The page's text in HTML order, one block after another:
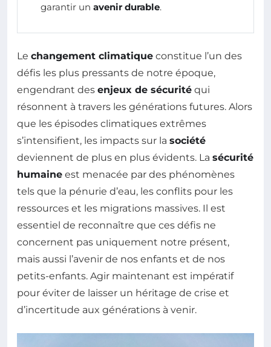
garantir un avenir durable.
Le changement climatique constitue l’un des
défis les plus pressants de notre époque,
engendrant des enjeux de sécurité qui
résonnent à travers les générations futures. Alors
que les épisodes climatiques extrêmes
s’intensifient, les impacts sur la société
deviennent de plus en plus évidents. La sécurité
humaine est menacée par des phénomènes
tels que la pénurie d’eau, les conflits pour les
ressources et les migrations massives. Il est
essentiel de reconnaître que ces défis ne
concernent pas uniquement notre présent,
mais aussi l’avenir de nos enfants et de nos
petits-enfants. Agir maintenant est impératif
pour éviter de laisser un héritage de crise et
d’incertitude aux générations à venir.